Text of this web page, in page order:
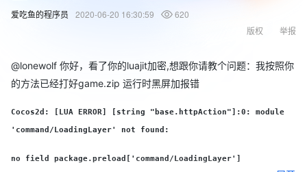
爱吃鱼的程序员 2020-06-20 16:30:59
620
举报
版权
@lonewolf 你好，看了你的luajit加密,想跟你请教个问题：我按照你
的方法已经打好game.zip 运行时黑屏加报错
Cocos2d: [LUA ERROR] [string "base.httpAction"]:0: module
'command/LoadingLayer' not found:
no field package.preload['command/LoadingLayer']